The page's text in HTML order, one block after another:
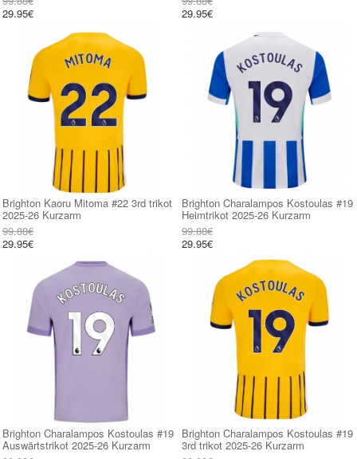
29.95€
29.95€
Brighton Kaoru Mitoma #22 3rd trikot
2025-26 Kurzarm
99.88€
29.95€
Brighton Charalampos Kostoulas #19
Heimtrikot 2025-26 Kurzarm
99.88€
29.95€
Brighton Charalampos Kostoulas #19
Auswärtstrikot 2025-26 Kurzarm
Brighton Charalampos Kostoulas #19
3rd trikot 2025-26 Kurzarm